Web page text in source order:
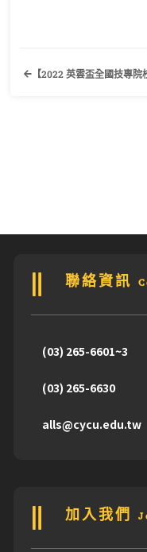
聯絡資訊
(03) 265-6601~3
(03) 265-6630
alls@cycu.edu.tw
加入我們